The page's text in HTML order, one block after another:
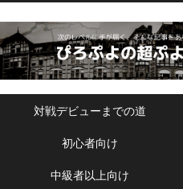
対戦デビューまでの道
初心者向け
中級者以上向け